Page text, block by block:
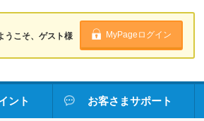
うこそ、ゲスト様 MyPageログイン
ント お客さまサポート